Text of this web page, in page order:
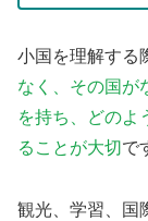
小国を理解する
なく、その国が
を持ち、どのよ
ることが大切で
観光、学習、国